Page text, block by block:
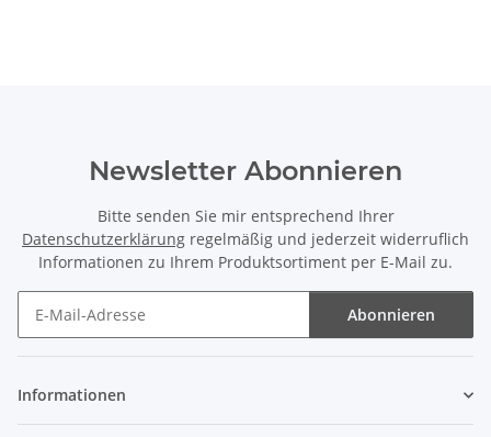
Newsletter Abonnieren
Bitte senden Sie mir entsprechend Ihrer
Datenschutzerklärung regelmäßig und jederzeit widerruflich
Informationen zu Ihrem Produktsortiment per E-Mail zu.
Abonnieren
Informationen